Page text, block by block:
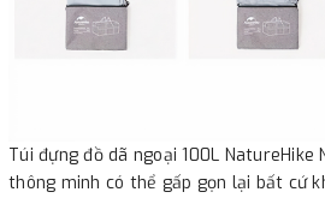
Túi đựng đồ dã ngoại 100L NatureHike
thông minh có thể gấp gọn lại bất cứ